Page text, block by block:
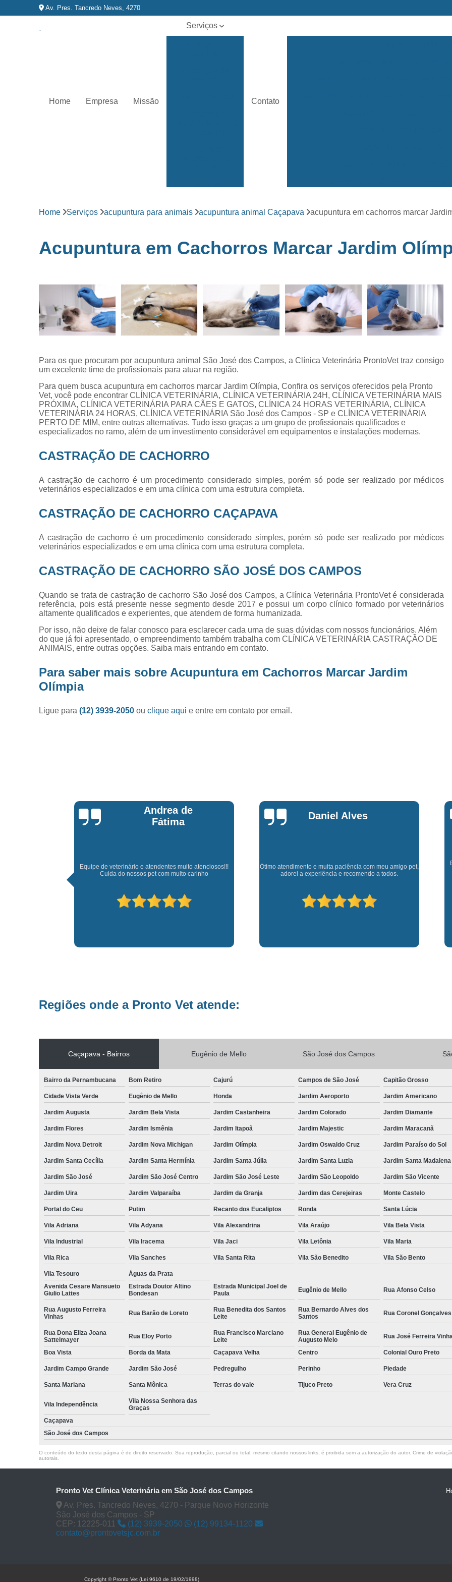
Av. Pres. Tancredo Neves, 4270
Home Empresa Missão
Serviços
Fisioterapia para
para animais
Vacina para
animais
Veterinários 24
horas
Contato
Clínica Veterinária Mais Próxima
Clínica Veterinária Popular Caçapava
Exame de Eletrocardiograma em Animais
Exame de Eletrocardiograma em Cães
Exame de Eletrocardiograma para Animais
Exame de
Exame de Eletrocardiograma
Exame de
Exame de Eletrocardiograma para Gato
Exame de Raio X do Tórax para
Exame de Raio X para
Exame de Ultrassom Abdominal Cão
Exame de Ultrassom
Exame de Ultrassom
Exames Laboratoriais para
Exames Laboratoriais Veterinários
Exames Laboratoriais Veterinários São
Laboratório para Cães
Fisioterapia Animal São José
Fisioterapia e Reabilitação Animal
Fisioterapia para Pequenos Animais
Ozonioterapia para Cachorro São
Vacina contra Raiva para
Vacina para Cachorros Caçapava
Veterinário Popular 24h
Veterinário
Home Serviços acupuntura para animais acupuntura animal Caçapava acupuntura em cachorros marcar
Acupuntura em Cachorros Marcar Jardim
Para os que procuram por acupuntura animal São José dos Campos, a Clínica Veterinária ProntoVet traz consigo
um excelente time de profissionais para atuar na região.
Para quem busca acupuntura em cachorros marcar Jardim Olímpia, Confira os serviços oferecidos pela Pronto
Vet, você pode encontrar CLÍNICA VETERINÁRIA, CLÍNICA VETERINÁRIA 24H, CLÍNICA VETERINÁRIA MAIS
PRÓXIMA, CLÍNICA VETERINÁRIA PARA CÃES E GATOS, CLÍNICA 24 HORAS VETERINÁRIA, CLÍNICA
VETERINÁRIA 24 HORAS, CLÍNICA VETERINÁRIA São José dos Campos - SP e CLÍNICA VETERINÁRIA
PERTO DE MIM, entre outras alternativas. Tudo isso graças a um grupo de profissionais qualificados e
especializados no ramo, além de um investimento considerável em equipamentos e instalações modernas.
CASTRAÇÃO DE CACHORRO
A castração de cachorro é um procedimento considerado simples, porém só pode ser realizado por médicos
veterinários especializados e em uma clínica com uma estrutura completa.
CASTRAÇÃO DE CACHORRO CAÇAPAVA
A castração de cachorro é um procedimento considerado simples, porém só pode ser realizado por médicos
veterinários especializados e em uma clínica com uma estrutura completa.
CASTRAÇÃO DE CACHORRO SÃO JOSÉ DOS CAMPOS
Quando se trata de castração de cachorro São José dos Campos, a Clínica Veterinária ProntoVet é considerada
referência, pois está presente nesse segmento desde 2017 e possui um corpo clínico formado por veterinários
altamente qualificados e experientes, que atendem de forma humanizada.
Por isso, não deixe de falar conosco para esclarecer cada uma de suas dúvidas com nossos funcionários. Além
do que já foi apresentado, o empreendimento também trabalha com CLÍNICA VETERINÁRIA CASTRAÇÃO DE
ANIMAIS, entre outras opções. Saiba mais entrando em contato.
Para saber mais sobre Acupuntura em Cachorros Marcar Jardim
Olímpia
Ligue para(12) 3939-2050ouclique aqui e entre em contato por email.
Daniel Alves
Ótimo atendimento e muita paciência com meu amigo pet,
adorei a experiência e recomendo a todos.
Marly Rosa
Experiência muito boa, trata meus animaizinhos super
bem além de ter ótimos doutores que estão sempre
disponíveis para retirar dúvidas.
Regiões onde a Pronto Vet atende:
Caçapava - Bairros Eugênio de Mello São José dos Campos
Bairro da Pernambucana Bom Retiro Cajurú Campos de São José Capitão Grosso
Cidade Vista Verde Eugênio de Mello Honda Jardim Aeroporto Jardim Americano
Jardim Augusta Jardim Bela Vista Jardim Castanheira Jardim Colorado Jardim Diamante
Jardim Flores Jardim Ismênia Jardim Itapoã Jardim Majestic Jardim Maracanã
Jardim Nova Detroit Jardim Nova Michigan Jardim Olímpia Jardim Oswaldo Cruz Jardim Paraíso do Sol
Jardim Santa Cecília Jardim Santa Hermínia Jardim Santa Júlia Jardim Santa Luzia Jardim Santa Madalena
Jardim São José Jardim São José Centro Jardim São José Leste Jardim São Leopoldo Jardim São Vicente
Jardim Uira Jardim Valparaíba Jardim da Granja Jardim das Cerejeiras Monte Castelo
Portal do Ceu Putim Recanto dos Eucaliptos Ronda Santa Lúcia
Vila Adriana Vila Adyana Vila Alexandrina Vila Araújo Vila Bela Vista
Vila Industrial Vila Iracema Vila Jaci Vila Letônia Vila Maria
Vila Rica Vila Sanches Vila Santa Rita Vila São Benedito Vila São Bento
Vila Tesouro
Águas da Prata
Avenida Cesare Mansueto
Giulio Lattes
Estrada Doutor Altino
Bondesan
Estrada Municipal Joel de
Paula
Eugênio de Mello Rua Afonso Celso
Rua Augusto Ferreira
Vinhas
Rua Barão de Loreto
Rua Benedita dos Santos
Leite
Rua Bernardo Alves dos
Santos
Rua Coronel Gonçalves
Rua Dona Eliza Joana
Sattelmayer
Rua Eloy Porto
Rua Francisco Marciano
Leite
Rua General Eugênio de
Augusto Melo
Rua José Ferreira
Boa Vista Borda da Mata Caçapava Velha Centro Colonial Ouro Preto
Jardim Campo Grande Jardim São José Pedregulho Perinho Piedade
Santa Mariana Santa Mônica Terras do vale Tijuco Preto Vera Cruz
Vila Independência
Vila Nossa Senhora das
Graças
Caçapava
São José dos Campos
O conteúdo do texto desta página é de direito reservado. Sua reprodução, parcial ou total, mesmo citando nossos links, é proibida sem a autorização do autor. Crime de
autorais
Pronto Vet Clínica Veterinária em São José dos Campos
Av. Pres. Tancredo Neves, 4270 - Parque Novo Horizonte
São José dos Campos - SP
CEP: 12225-011
(12) 3939-2050
(12) 99134-1120
contato@prontovetsjc.com.br
Copyright © Pronto Vet (Lei 9610 de 19/02/1998)